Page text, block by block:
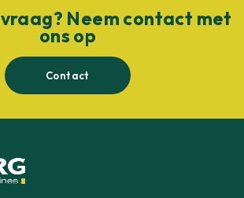
Neem contact met
ons op
Contact